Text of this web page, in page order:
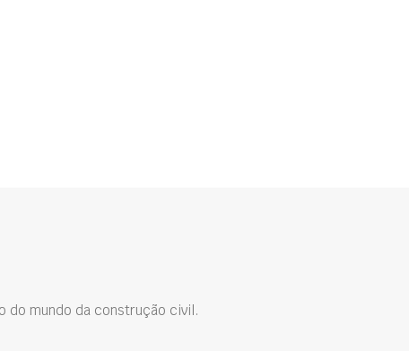
do mundo da construção civil.